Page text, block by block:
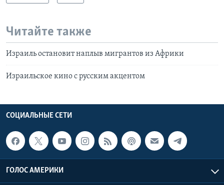
Читайте также
Израиль остановит наплыв мигрантов из Африки
Израильское кино с русским акцентом
СОЦИАЛЬНЫЕ СЕТИ
ГОЛОС АМЕРИКИ